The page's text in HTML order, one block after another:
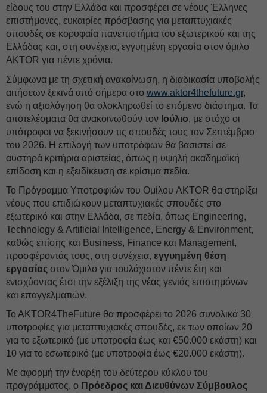
είδους του στην Ελλάδα και προσφέρει σε νέους Έλληνες
επιστήμονες, ευκαιρίες πρόσβασης για μεταπτυχιακές
σπουδές σε κορυφαία πανεπιστήμια του εξωτερικού και της
Ελλάδας και, στη συνέχεια, εγγυημένη εργασία στον όμιλο
AKTOR για πέντε χρόνια.
Σύμφωνα με τη σχετική ανακοίνωση, η διαδικασία υποβολής
αιτήσεων ξεκινά από σήμερα στο www.aktor4thefuture.gr,
ενώ η αξιολόγηση θα ολοκληρωθεί το επόμενο διάστημα. Τα
αποτελέσματα θα ανακοινωθούν τον Ιούλιο, με στόχο οι
υπότροφοι να ξεκινήσουν τις σπουδές τους τον Σεπτέμβριο
του 2026. Η επιλογή των υποτρόφων θα βασιστεί σε
αυστηρά κριτήρια αριστείας, όπως η υψηλή ακαδημαϊκή
επίδοση και η εξειδίκευση σε κρίσιμα πεδία.
Το Πρόγραμμα Υποτροφιών του Ομίλου AKTOR θα στηρίξει
νέους που επιδιώκουν μεταπτυχιακές σπουδές στο
εξωτερικό και στην Ελλάδα, σε πεδία, όπως Engineering,
Technology & Artificial Intelligence, Energy & Environment,
καθώς επίσης και Business, Finance και Management,
προσφέροντάς τους, στη συνέχεια, εγγυημένη θέση
εργασίας στον Όμιλο για τουλάχιστον πέντε έτη και
ενισχύοντας έτσι την εξέλιξη της νέας γενιάς επιστημόνων
και επαγγελματιών.
To AKTOR4TheFuture θα προσφέρει το 2026 συνολικά 30
υποτροφίες για μεταπτυχιακές σπουδές, εκ των οποίων 20
για το εξωτερικό (με υποτροφία έως και €50.000 εκάστη) και
10 για το εσωτερικό (με υποτροφία έως €20.000 εκάστη).
Με αφορμή την έναρξη του δεύτερου κύκλου του
προγράμματος, ο Πρόεδρος και Διευθύνων Σύμβουλος